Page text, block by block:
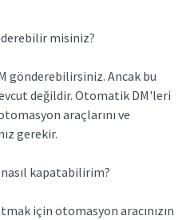
misiniz?
gönderebilirsiniz. Ancak bu
değildir. Otomatik DM'leri
araçlarını ve
gerekir.
kapatabilirim?
için otomasyon aracınızın